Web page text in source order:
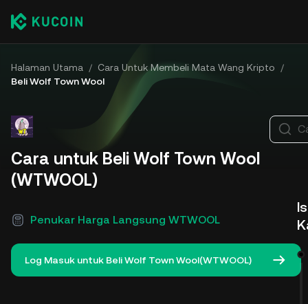
Halaman Utama / Cara Untuk Membeli Mata Wang Kripto
/
Beli Wolf Town Wool
Cara untuk Beli Wolf Town Wool
(WTWOOL)
Penukar Harga Langsung WTWOOL
Log Masuk untuk Beli Wolf Town Wool(WTWOOL)